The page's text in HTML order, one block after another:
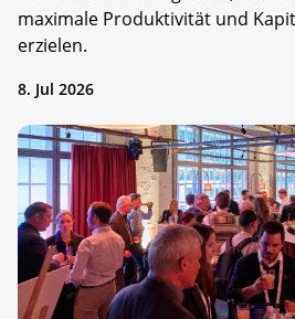
maximale Produktivität und
erzielen.
8. Jul 2026